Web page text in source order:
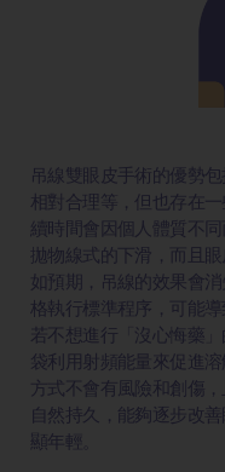
吊線雙眼皮手術的優勢
相對合理等，但也存在
續時間會因個人體質不
拋物線式的下滑，而且
如預期，吊線的效果會
格執行標準程序，可能
若不想進行「沒心悔藥
袋利用射頻能量來促進
方式不會有風險和創傷
自然持久，能夠逐步改
顯年輕。